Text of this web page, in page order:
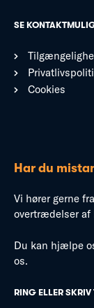
SE
Cookies
Har du
Vi hører gerne
overtrædelser af
Du kan hjælpe
os.
RING ELLER